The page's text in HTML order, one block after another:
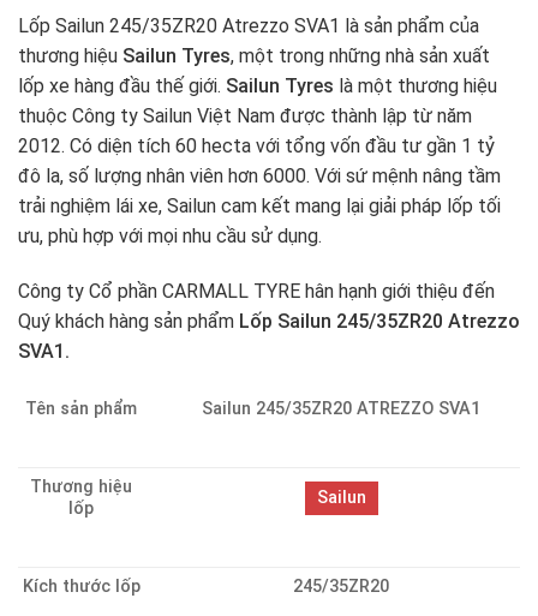
Lốp Sailun 245/35ZR20 Atrezzo SVA1 là sản phẩm của
thương hiệu Sailun Tyres, một trong những nhà sản xuất
lốp xe hàng đầu thế giới. Sailun Tyres là một thương hiệu
thuộc Công ty Sailun Việt Nam được thành lập từ năm
2012. Có diện tích 60 hecta với tổng vốn đầu tư gần 1 tỷ
đô la, số lượng nhân viên hơn 6000. Với sứ mệnh nâng tầm
trải nghiệm lái xe, Sailun cam kết mang lại giải pháp lốp tối
ưu, phù hợp với mọi nhu cầu sử dụng.
Công ty Cổ phần CARMALL TYRE hân hạnh giới thiệu đến
Quý khách hàng sản phẩm Lốp Sailun 245/35ZR20 Atrezzo
SVA1.
Tên sản phẩm Sailun 245/35ZR20 ATREZZO SVA1
Thương hiệu
lốp
Sailun
Kích thước lốp 245/35ZR20